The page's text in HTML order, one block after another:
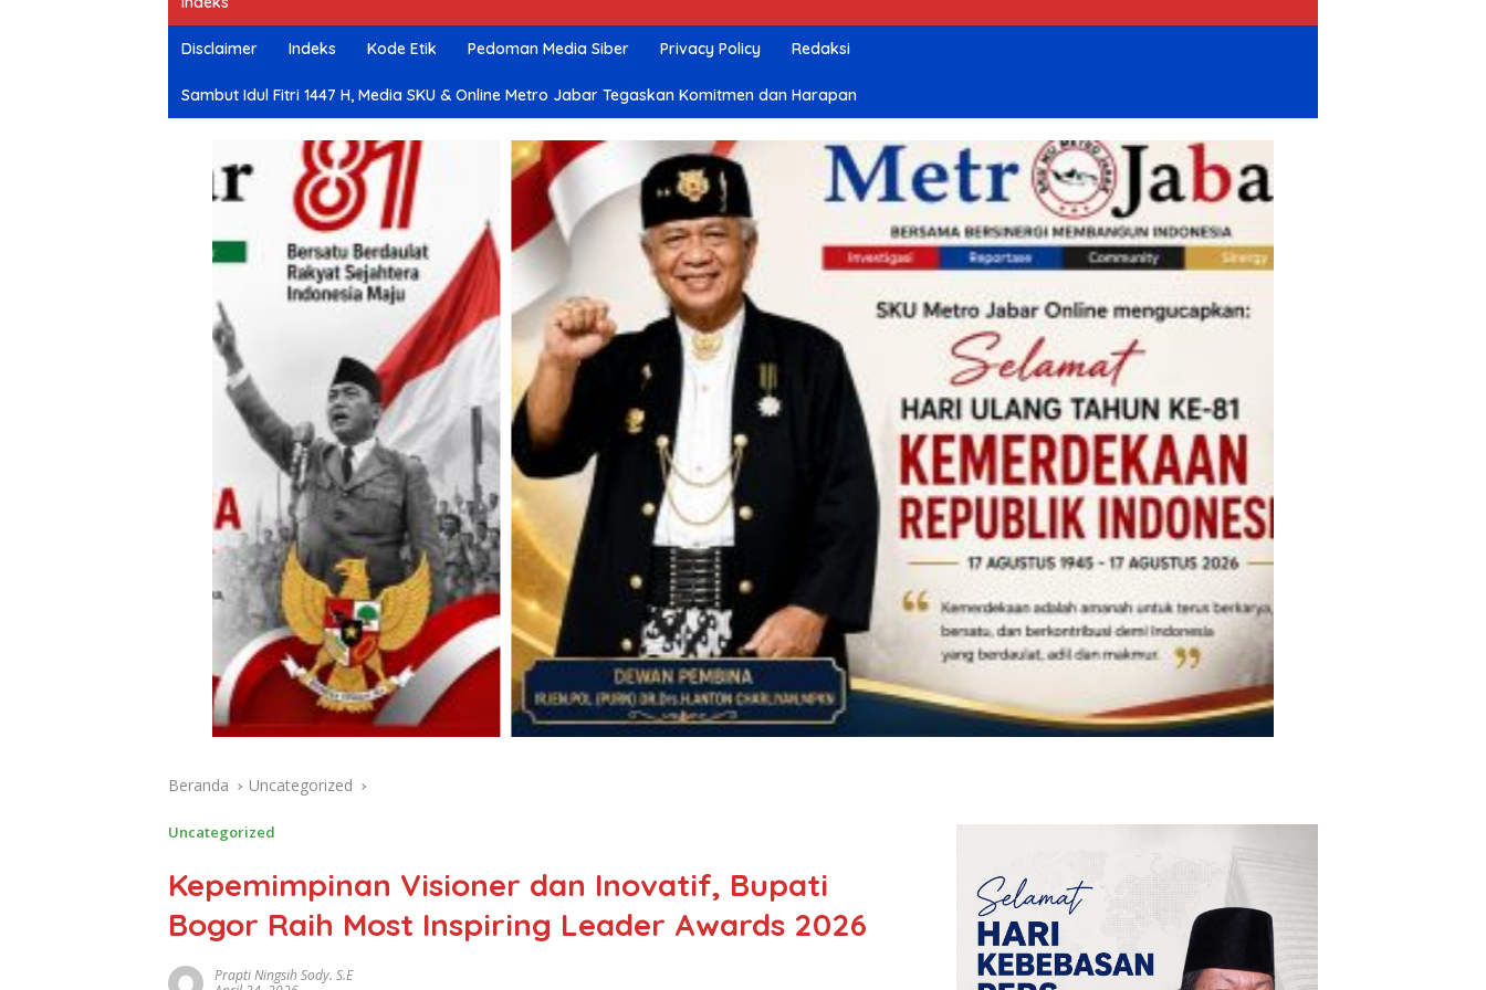
e
Disclaimer Indeks Kode Etik Pedoman Media Siber Privacy Policy Redaksi
Sambut Idul Fitri 1447 H, Media SKU & Online Metro Jabar Tegaskan Komitmen dan Harapan
Beranda Uncategorized
Uncategorized
Kepemimpinan Visioner dan Inovatif, Bupati
Bogor Raih Most Inspiring Leader Awards 2026
Prapti Ningsih Sody. S.E